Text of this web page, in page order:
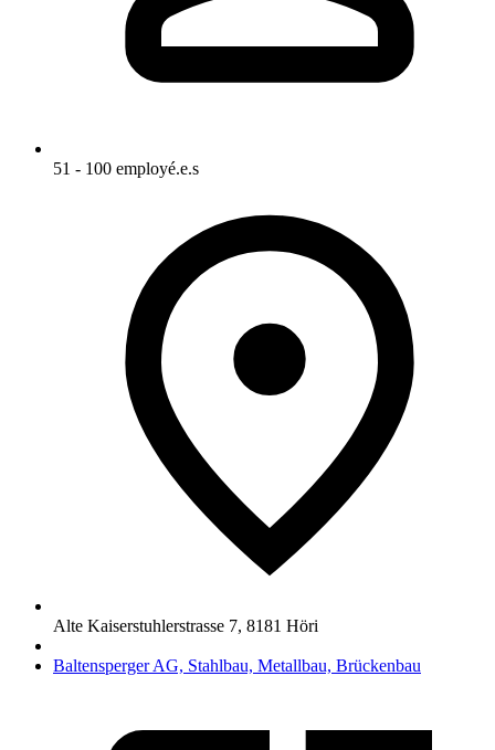
51 - 100 employé.e.s
Alte Kaiserstuhlerstrasse 7, 8181 Höri
Baltensperger AG, Stahlbau, Metallbau, Brückenbau